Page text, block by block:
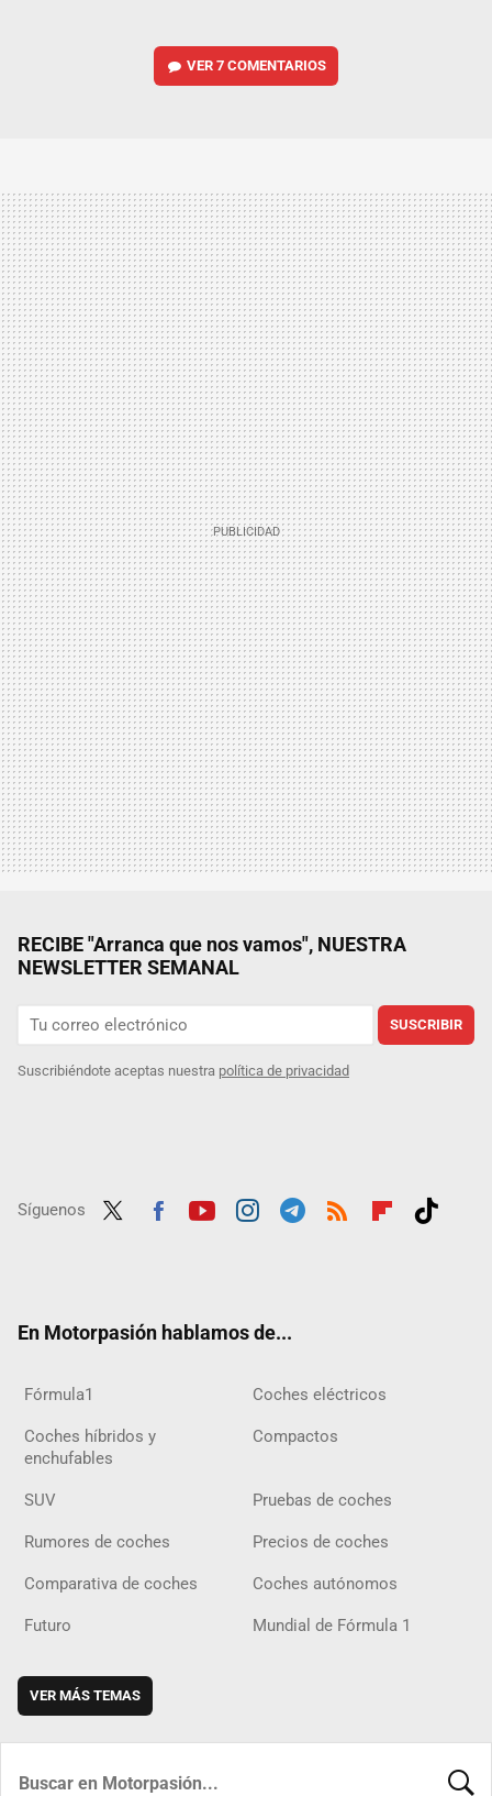
VER7 COMENTARIOS
RECIBE "Arranca que nos vamos", NUESTRA
NEWSLETTER SEMANAL
SUSCRIBIR
Suscribiéndote aceptas nuestra política de privacidad
Síguenos
En Motorpasión hablamos de...
Fórmula1 Coches eléctricos
Coches híbridos y
enchufables
Compactos
SUV Pruebas de coches
Rumores de coches Precios de coches
Comparativa de coches Coches autónomos
Futuro Mundial de Fórmula 1
VER MÁS TEMAS